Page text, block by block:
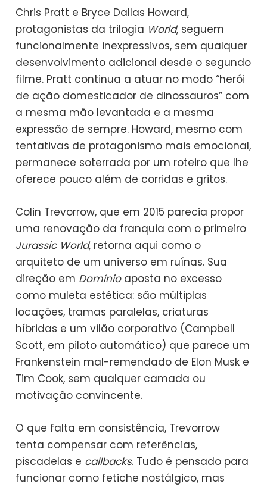
Chris Pratt e Bryce Dallas Howard,
protagonistas da trilogia World, seguem
funcionalmente inexpressivos, sem qualquer
desenvolvimento adicional desde o segundo
filme. Pratt continua a atuar no modo “herói
de ação domesticador de dinossauros” com
a mesma mão levantada e a mesma
expressão de sempre. Howard, mesmo com
tentativas de protagonismo mais emocional,
permanece soterrada por um roteiro que lhe
oferece pouco além de corridas e gritos.
Colin Trevorrow, que em 2015 parecia propor
uma renovação da franquia com o primeiro
Jurassic World, retorna aqui como o
arquiteto de um universo em ruínas. Sua
direção em Domínioaposta no excesso
como muleta estética: são múltiplas
locações, tramas paralelas, criaturas
híbridas e um vilão corporativo (Campbell
Scott, em piloto automático) que parece um
Frankenstein mal-remendado de Elon Musk e
Tim Cook, sem qualquer camada ou
motivação convincente.
O que falta em consistência, Trevorrow
tenta compensar com referências,
piscadelas e callbacks. Tudo é pensado para
funcionar como fetiche nostálgico, mas